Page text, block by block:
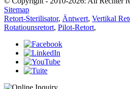
Sitemap
Retort-Sterilisator, Äntwert, Vertikal
Rotatiounsretort, Pilot-Retort,